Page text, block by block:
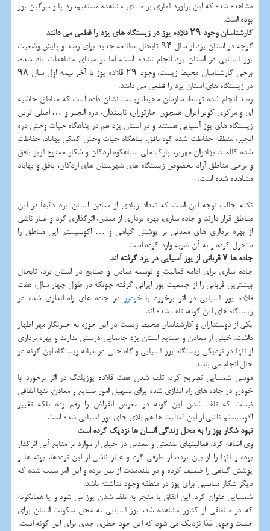
مشاهده شده که این برآورد آماری بر مبنای مشاهده مستقیم، رد پا و سرگین یوز
بوده است.
کارشناسان وجود ۲۹ قلاده یوز در زیستگاه های یزد را قطعی می دانند
گرچه در استان یزد از سال ۹۴ تابحال مطالعه جدید برای رصد و پایش وضعیت
یوز آسیایی در استان یزد انجام نشده است، اما بر مبنای مشاهدات یاد شده،
برخی کارشناسان محیط زیست، وجود ۲۹ قلاده یوز تا آخر نیمه اول سال ۹۸
در زیستگاه های استان یزد را قطعی می دانند.
رصد انجام شده توسط سازمان محیط زیست نشان داده است که مناطق حاشیه
ای و مرکزی کویر ایران همچون خارتوران، نایبندان، دره انجیر و … اصلی ترین
زیستگاه های یوز آسیایی هستند و در استان یزد هم در پناهگاه حیات وحش دره
انجیر، منطقه حفاظت شده کوه بافق، پناهگاه حیات وحش کمکی بهاباد، حفاظت
شده کالمند بهادران مهریز، پارک ملی سیاهکوه اردکان و شکار ممنوع آریز بافق
و برخی مناطق آزاد بخصوص زیستگاه های شهرستان های اردکان، بافق و بهاباد
مشاهده شده است.
نکته جالب توجه این است که تعداد زیادی از معادن استان یزد دقیقاً در این
مناطق قرار دارند و جاده سازی، بهره برداری از معدن، اثرگذاری گرد و غبار ناشی
از بهره برداری های معدنی بر پوشش گیاهی و … اکوسیستم این مناطق را
متحول کرده و به آن ضربه وارد کرده است.
جاده ها ۷ قربانی از یوز آسیایی در یزد گرفته اند
جاده سازی برای ادامه فعالیت و توسعه معادن و صنایع در استان یزد، تابحال
بیشترین قربانی را از جمعیت یوز ایرانی گرفته چونکه در طول چهار سال، هفت
قلاده یوز آسیایی در اثر برخورد باخودرو در جاده های راه اندازی شده در
زیستگاه های این گونه، تلف شده اند.
یکی از دوستداران و کارشناسان محیط زیست در این حوزه به خبرنگار مهر اظهار
داشت: خیلی از معادن و صنایع استان یزد جانمایی درستی ندارند و بهره برداری
از آنها در نزدیکی زیستگاه یوز آسیایی و گاه حتی در میانه زیستگاه این گونه در
حال انجام می باشد.
موسی شمسایی تصریح کرد: تلف شدن هفت قلاده یوزپلنگ در اثر برخورد با
خودرو در جاده های راه اندازی شده برای تسهیل امور صنایع و معادن، تنها اتفاقی
نیست که تلف شدن این گونه در معرض انقراض را رقم زده بلکه تغییر
اکوسیستم ناشی از این فعالیت ها هم بلای جای یوز آسیایی شده است.
نبود شکار یوز را به محل زندگی انسان ها نزدیک کرده است
وی اضافه کرد: فعالیتهای صنعتی و معدنی در خیلی از موارد بر منابع آبی اثرگذار
بوده و آنها را از بین برده، از طرفی گرد و غبار ناشی از این ترددها، بوته ها و
پوشش گیاهی را ضعیف کرده و در بلندمدت از بین برده و این امر سبب شده که
دیگر شکار مناسبی برای یوز در منطقه وجود نداشته باشد.
شمسایی عنوان کرد: این اتفاق یا منجر به تلف شدن یوز می شود و یا همانگونه
که در مناطقی از کشور مشاهده شد، یوز آسیایی به محل سکونت انسان برای
جست وجوی غذا نزدیک می شود که این خود خطری جدی برای این گونه است.